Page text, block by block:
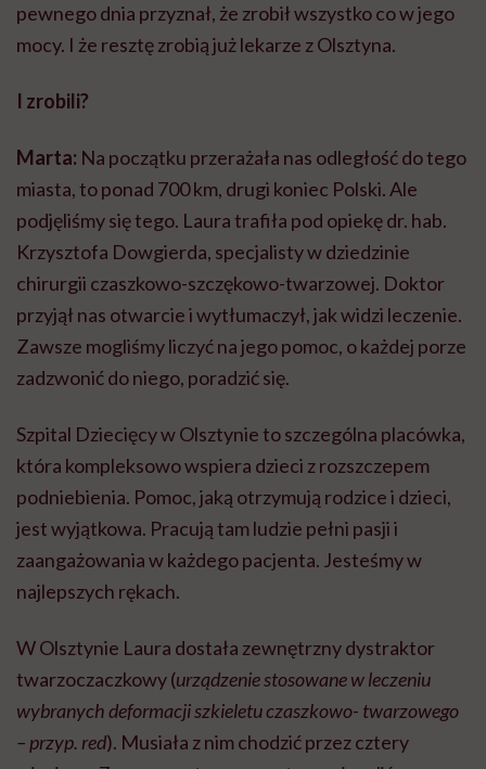
pewnego dnia przyznał, że zrobił wszystko co w jego
mocy. I że resztę zrobią już lekarze z Olsztyna.
I zrobili?
Marta: Na początku przerażała nas odległość do tego
miasta, to ponad 700 km, drugi koniec Polski. Ale
podjęliśmy się tego. Laura trafiła pod opiekę dr. hab.
Krzysztofa Dowgierda, specjalisty w dziedzinie
chirurgii czaszkowo-szczękowo-twarzowej. Doktor
przyjął nas otwarcie i wytłumaczył, jak widzi leczenie.
Zawsze mogliśmy liczyć na jego pomoc, o każdej porze
zadzwonić do niego, poradzić się.
Szpital Dziecięcy w Olsztynie to szczególna placówka,
która kompleksowo wspiera dzieci z rozszczepem
podniebienia. Pomoc, jaką otrzymują rodzice i dzieci,
jest wyjątkowa. Pracują tam ludzie pełni pasji i
zaangażowania w każdego pacjenta. Jesteśmy w
najlepszych rękach.
W Olsztynie Laura dostała zewnętrzny dystraktor
twarzoczaczkowy (urządzenie stosowane w leczeniu
wybranych deformacji szkieletu czaszkowo- twarzowego
– przyp. red). Musiała z nim chodzić przez cztery